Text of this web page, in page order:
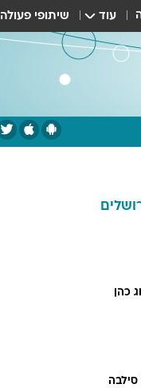
עוד שיתופי פעולה
כהן
סילבה